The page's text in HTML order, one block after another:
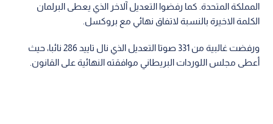
المملكة المتحدة. كما رفضوا التعديل آلاخر الذي يعطى البرلمان
الكلمة الاخيرة بالنسبة لاتفاق نهائي مع بروكسل.
ورفضت غالبية من 331 صوتا التعديل الذي نال تاييد 286 نائبا، حيث
أعطى مجلس اللوردات البريطاني موافقته النهائية على القانون.